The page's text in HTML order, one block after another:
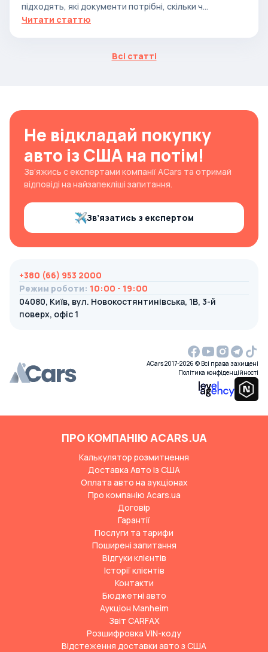
підходять, які документи потрібні, скільки ч...
Читати статтю
Всі статті
Не відкладай покупку
авто із США на потім!
Зв’яжись с експертами компанії ACars та отримай
відповіді на найзапекліші запитання.
Зв’язатись з експертом
+380 (66) 953 2000
Режим роботи: 10:00 - 19:00
04080, Київ, вул. Новокостянтинівська, 1В, 3-й
поверх, офіс 1
ACars 2017-2026 © Всі права захищені
Політика конфіденційності
ПРО КОМПАНІЮ ACARS.UA
Калькулятор розмитнення
Доставка Авто із США
Оплата авто на аукціонах
Про компанію Acars.ua
Договір
Гарантії
Послуги та тарифи
Поширені запитання
Відгуки клієнтів
Історії клієнтів
Контакти
Бюджетні авто
Аукціон Manheim
Звіт CARFAX
Розшифровка VIN-коду
Відстеження доставки авто з США